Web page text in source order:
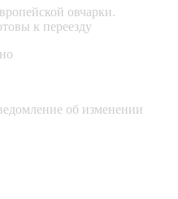
овчарки.
к переезду
об изменении